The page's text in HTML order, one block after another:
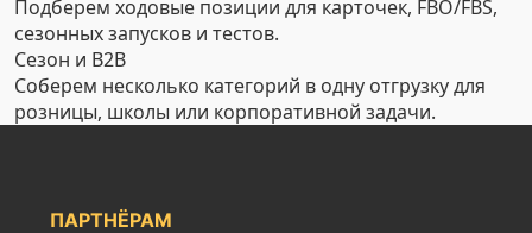
Подберем ходовые позиции для карточек, FBO/FBS,
сезонных запусков и тестов.
Сезон и B2B
Соберем несколько категорий в одну отгрузку для
розницы, школы или корпоративной задачи.
ПАРТНЁРАМ